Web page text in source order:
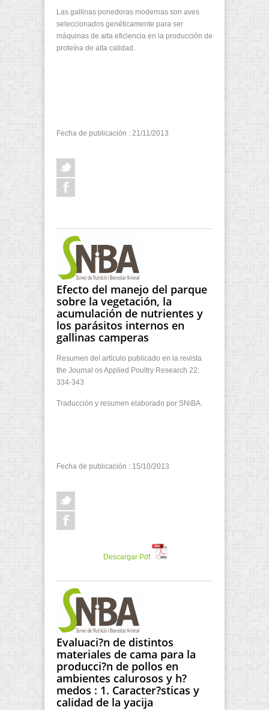
Las gallinas ponedoras modernas son aves
seleccionados genéticamente para ser
máquinas de alta eficiencia en la producción de
proteína de alta calidad.
Fecha de publicación : 21/11/2013
Efecto del manejo del parque
sobre la vegetación, la
acumulación de nutrientes y
los parásitos internos en
gallinas camperas
Resumen del artículo publicado en la revista
the Journal os Applied Poultry Research 22:
334-343
Traducción y resumen elaborado por SNiBA.
Fecha de publicación : 15/10/2013
Descargar Pdf
Evaluaci?n de distintos
materiales de cama para la
producci?n de pollos en
ambientes calurosos y h?
medos : 1. Caracter?sticas y
calidad de la yacija